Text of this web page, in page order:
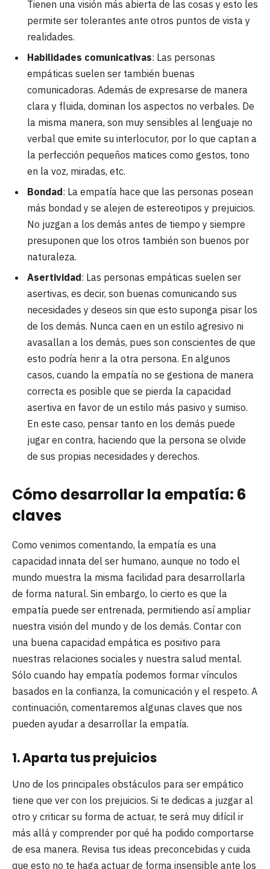
Tienen una visión más abierta de las cosas y esto les
permite ser tolerantes ante otros puntos de vista y
realidades.
Habilidades comunicativas: Las personas
empáticas suelen ser también buenas
comunicadoras. Además de expresarse de manera
clara y fluida, dominan los aspectos no verbales. De
la misma manera, son muy sensibles al lenguaje no
verbal que emite su interlocutor, por lo que captan a
la perfección pequeños matices como gestos, tono
en la voz, miradas, etc.
Bondad: La empatía hace que las personas posean
más bondad y se alejen de estereotipos y prejuicios.
No juzgan a los demás antes de tiempo y siempre
presuponen que los otros también son buenos por
naturaleza.
Asertividad: Las personas empáticas suelen ser
asertivas, es decir, son buenas comunicando sus
necesidades y deseos sin que esto suponga pisar los
de los demás. Nunca caen en un estilo agresivo ni
avasallan a los demás, pues son conscientes de que
esto podría herir a la otra persona. En algunos
casos, cuando la empatía no se gestiona de manera
correcta es posible que se pierda la capacidad
asertiva en favor de un estilo más pasivo y sumiso.
En este caso, pensar tanto en los demás puede
jugar en contra, haciendo que la persona se olvide
de sus propias necesidades y derechos.
Cómo desarrollar la empatía: 6
claves
Como venimos comentando, la empatía es una
capacidad innata del ser humano, aunque no todo el
mundo muestra la misma facilidad para desarrollarla
de forma natural. Sin embargo, lo cierto es que la
empatía puede ser entrenada, permitiendo así ampliar
nuestra visión del mundo y de los demás. Contar con
una buena capacidad empática es positivo para
nuestras relaciones sociales y nuestra salud mental.
Sólo cuando hay empatía podemos formar vínculos
basados en la confianza, la comunicación y el respeto. A
continuación, comentaremos algunas claves que nos
pueden ayudar a desarrollar la empatía.
1. Aparta tus prejuicios
Uno de los principales obstáculos para ser empático
tiene que ver con los prejuicios. Si te dedicas a juzgar al
otro y criticar su forma de actuar, te será muy difícil ir
más allá y comprender por qué ha podido comportarse
de esa manera. Revisa tus ideas preconcebidas y cuida
que esto no te haga actuar de forma insensible ante los